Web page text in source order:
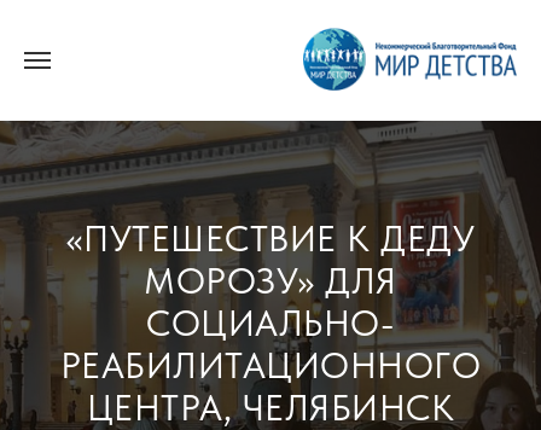
«ПУТЕШЕСТВИЕ К ДЕДУ
МОРОЗУ» ДЛЯ
СОЦИАЛЬНО-
РЕАБИЛИТАЦИОННОГО
ЦЕНТРА, ЧЕЛЯБИНСК